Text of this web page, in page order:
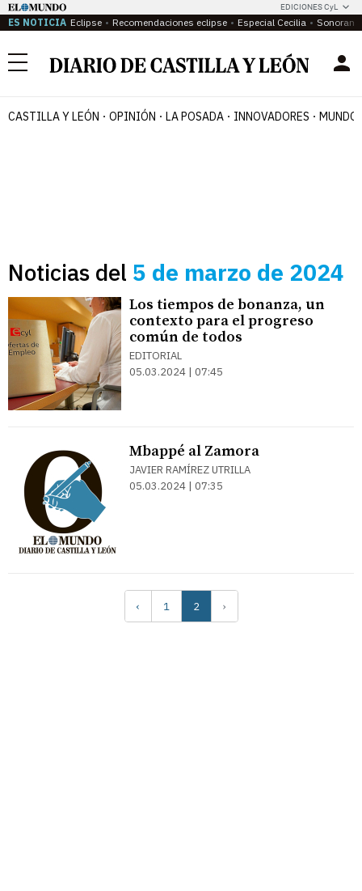
EDICIONES CyL
ES NOTICIA Eclipse Recomendaciones eclipse Especial Cecilia
Menú
CASTILLA Y LEÓN OPINIÓN LA POSADA INNOVADORES MUNDO
Noticias del 5 de marzo de 2024
Los tiempos de bonanza, un
contexto para el progreso
común de todos
EDITORIAL
05.03.2024 | 07:45
Mbappé al Zamora
JAVIER RAMÍREZ UTRILLA
05.03.2024 | 07:35
‹ 1 2 ›